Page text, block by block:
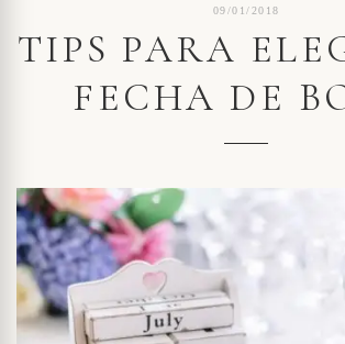
09/01/2018
TIPS PARA
FECHA DE